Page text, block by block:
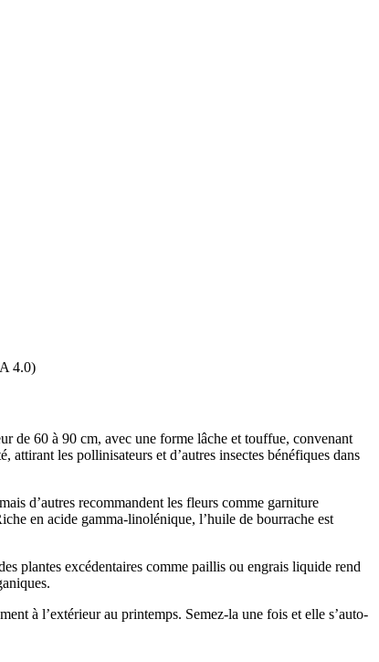
4.0)
de 60 à 90 cm, avec une forme lâche et touffue, convenant
les pollinisateurs et d’autres insectes bénéfiques dans
d’autres recommandent les fleurs comme garniture
en acide gamma-linolénique, l’huile de bourrache est
plantes excédentaires comme paillis ou engrais liquide rend
à l’extérieur au printemps. Semez-la une fois et elle s’auto-